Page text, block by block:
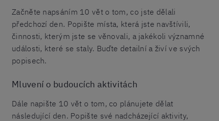
Začněte napsáním 10 vět o tom, co jste dělali
předchozí den. Popište místa, která jste navštívili,
činnosti, kterým jste se věnovali, a jakékoli významné
události, které se staly. Buďte detailní a živí ve svých
popisech.
Mluvení o budoucích aktivitách
Dále napište 10 vět o tom, co plánujete dělat
následující den. Popište své nadcházející aktivity,